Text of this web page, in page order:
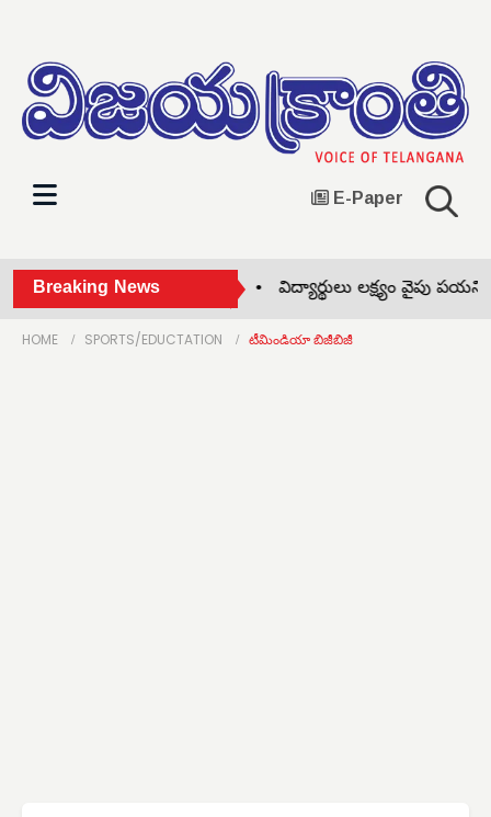
E-Paper
Breaking News
రీ-సర్వేపై అవగాహన • విద్యార్థులు లక్ష్యం వైపు
HOME SPORTS/EDUCTATION టీమిండియా బిజీబిజీ